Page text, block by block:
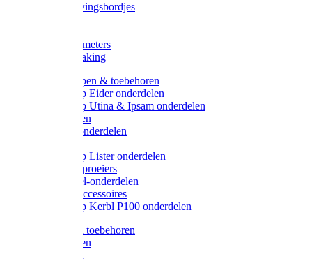
Waarschuwingsbordjes
Wegers en meters
Video bewaking
Weidepompen & toebehoren
Weidepomp Eider onderdelen
Weidepomp Utina & Ipsam onderdelen
Drinkbakken
Drinkbak onderdelen
Weidepomp Lister onderdelen
Nippels / Sproeiers
Drinknippel-onderdelen
Drinkbak accessoires
Weidepomp Kerbl P100 onderdelen
Oormerken toebehoren
Enkelbanden